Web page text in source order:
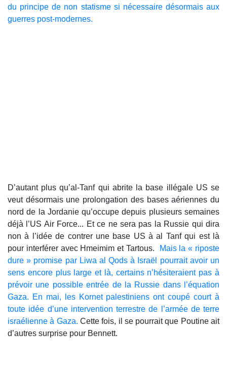
du principe de non statisme si nécessaire désormais aux
guerres post-modernes.
D’autant plus qu’al-Tanf qui abrite la base illégale US se
veut désormais une prolongation des bases aériennes du
nord de la Jordanie qu’occupe depuis plusieurs semaines
déjà l’US Air Force... Et ce ne sera pas la Russie qui dira
non à l’idée de contrer une base US à al Tanf qui est là
pour interférer avec Hmeimim et Tartous.
Mais la « riposte
dure » promise par Liwa al Qods à Israël pourrait avoir un
sens encore plus large et là, certains n’hésiteraient pas à
prévoir une possible entrée de la Russie dans l’équation
Gaza. En mai, les Kornet palestiniens ont coupé court à
toute idée d’une intervention terrestre de l’armée de terre
israélienne à Gaza. Cette fois, il se pourrait que Poutine ait
d’autres surprise pour Bennett.